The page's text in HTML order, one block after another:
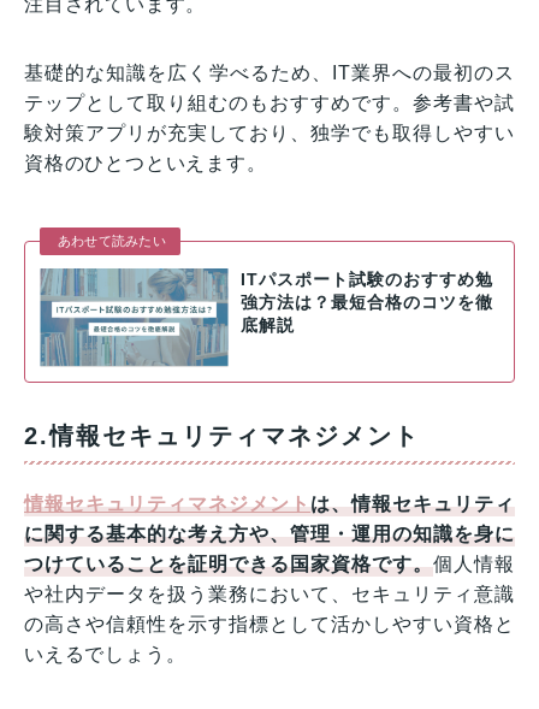
基礎的な知識を広く学べるため、IT業界への最初のス
テップとして取り組むのもおすすめです。参考書や試
験対策アプリが充実しており、独学でも取得しやすい
資格のひとつといえます。
あわせて読みたい
ITパスポート試験のおすすめ勉
強方法は？最短合格のコツを徹
底解説
2.情報セキュリティマネジメント
情報セキュリティマネジメントは、情報セキュリティ
に関する基本的な考え方や、管理・運用の知識を身に
つけていることを証明できる国家資格です。個人情報
や社内データを扱う業務において、セキュリティ意識
の高さや信頼性を示す指標として活かしやすい資格と
いえるでしょう。